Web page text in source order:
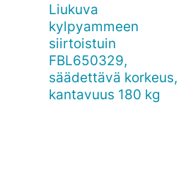
Liukuva
kylpyammeen
siirtoistuin
FBL650329,
säädettävä korkeus,
kantavuus 180 kg